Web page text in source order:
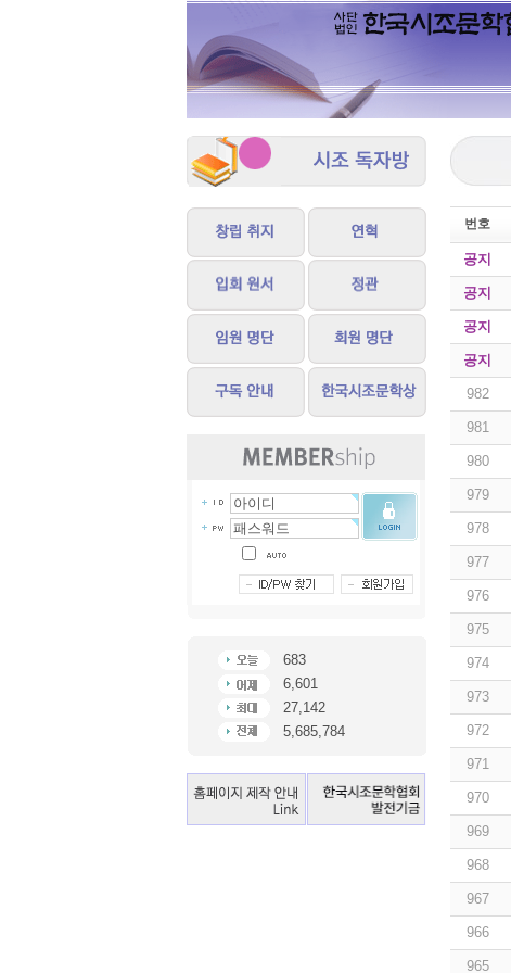
683
6,601
27,142
5,685,784
번호
공지
공지
공지
공지
982
981
980
979
978
977
976
975
974
973
972
971
970
969
968
967
966
965